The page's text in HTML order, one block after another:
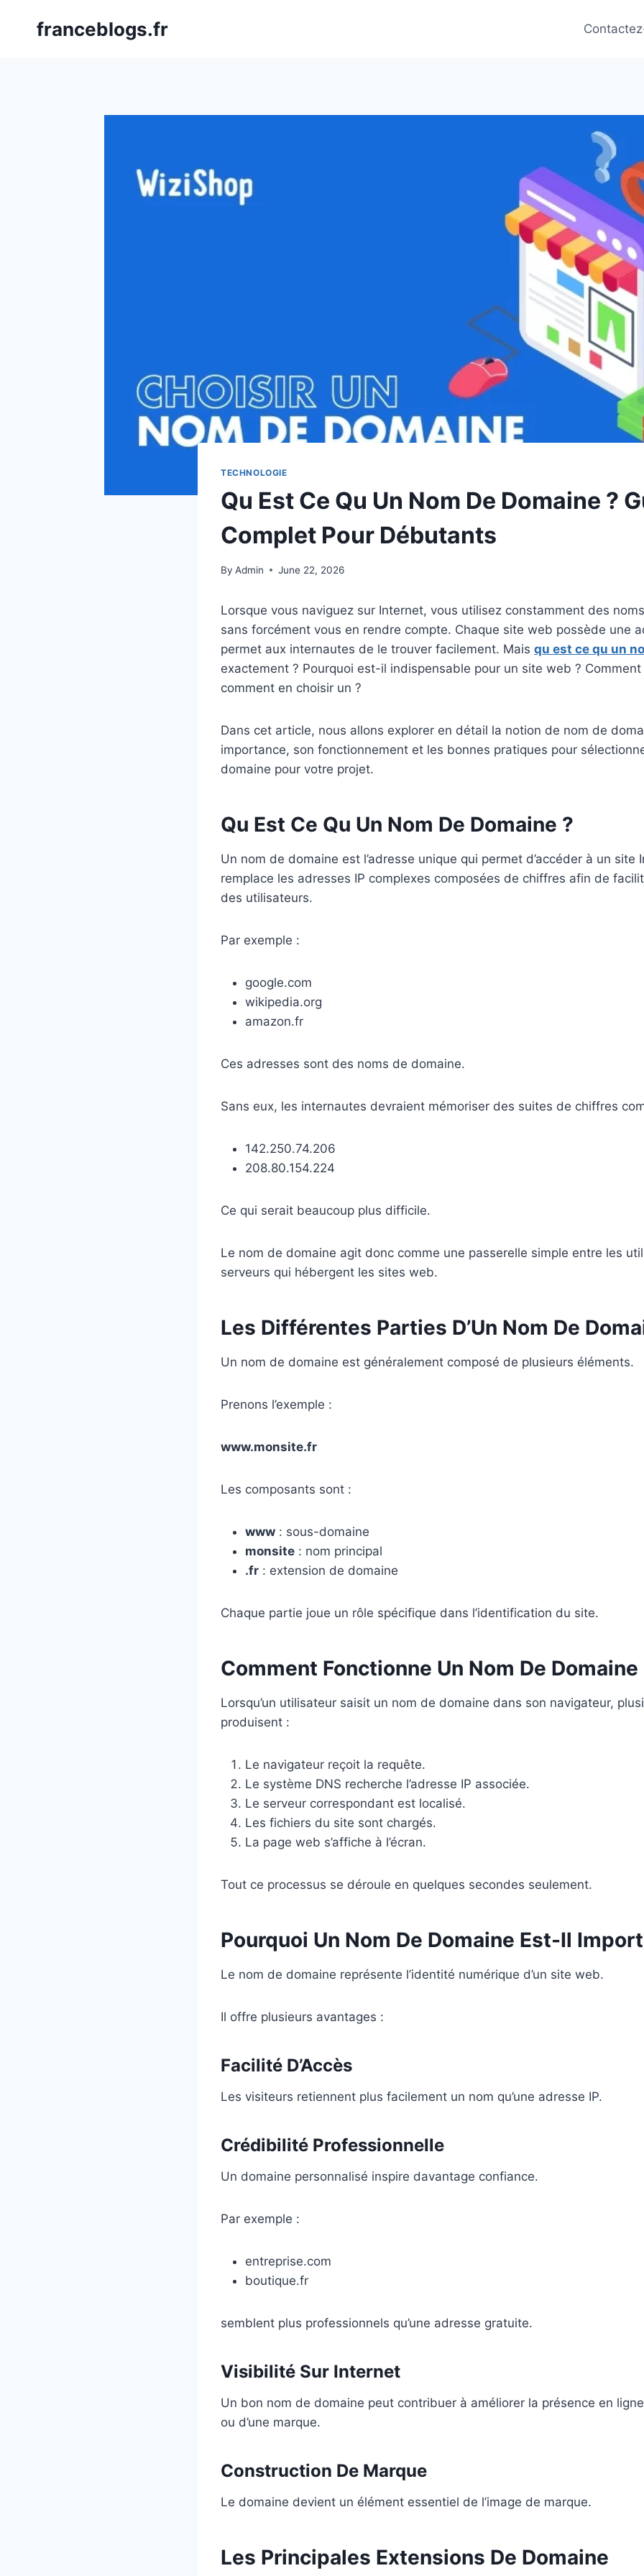
franceblogs.fr
TECHNOLOGIE
Qu Est Ce Qu Un Nom De Domaine ?
Complet Pour Débutants
By Admin June 22, 2026
Lorsque vous naviguez sur Internet, vous utilisez constamment des
sans forcément vous en rendre compte. Chaque site web possède une
permet aux internautes de le trouver facilement. Mais qu est ce qu un
exactement ? Pourquoi est-il indispensable pour un site web ?
comment en choisir un ?
Dans cet article, nous allons explorer en détail la notion de nom de
importance, son fonctionnement et les bonnes pratiques pour
domaine pour votre projet.
Qu Est Ce Qu Un Nom De Domaine ?
Un nom de domaine est l’adresse unique qui permet d’accéder à un site
remplace les adresses IP complexes composées de chiffres afin de
des utilisateurs.
Par exemple :
google.com
wikipedia.org
amazon.fr
Ces adresses sont des noms de domaine.
Sans eux, les internautes devraient mémoriser des suites de chiffres
142.250.74.206
208.80.154.224
Ce qui serait beaucoup plus difficile.
Le nom de domaine agit donc comme une passerelle simple entre les
serveurs qui hébergent les sites web.
Les Différentes Parties D’Un Nom De
Un nom de domaine est généralement composé de plusieurs éléments.
Prenons l’exemple :
www.monsite.fr
Les composants sont :
www : sous-domaine
monsite : nom principal
.fr : extension de domaine
Chaque partie joue un rôle spécifique dans l’identification du site.
Comment Fonctionne Un Nom De Domaine
Lorsqu’un utilisateur saisit un nom de domaine dans son navigateur,
produisent :
Le navigateur reçoit la requête.
Le système DNS recherche l’adresse IP associée.
Le serveur correspondant est localisé.
Les fichiers du site sont chargés.
La page web s’affiche à l’écran.
Tout ce processus se déroule en quelques secondes seulement.
Pourquoi Un Nom De Domaine Est-Il
Le nom de domaine représente l’identité numérique d’un site web.
Il offre plusieurs avantages :
Facilité D’Accès
Les visiteurs retiennent plus facilement un nom qu’une adresse IP.
Crédibilité Professionnelle
Un domaine personnalisé inspire davantage confiance.
Par exemple :
entreprise.com
boutique.fr
semblent plus professionnels qu’une adresse gratuite.
Visibilité Sur Internet
Un bon nom de domaine peut contribuer à améliorer la présence en
ou d’une marque.
Construction De Marque
Le domaine devient un élément essentiel de l’image de marque.
Les Principales Extensions De Domaine